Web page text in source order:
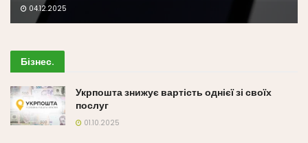
04.12.2025
Бізнес.
Укрпошта знижує вартість однієї зі своїх
послуг
01.10.2025